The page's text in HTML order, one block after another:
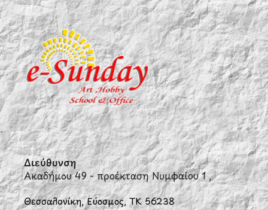
Διεύθυνση
Ακαδήμου 49 - προέκταση Νυμφαίου 1 ,
Θεσσαλονίκη, Εύοσμος, ΤΚ 56238